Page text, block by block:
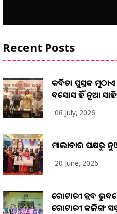
Recent Posts
କବିତା ପୁସ୍ତକ
ଅବସୋସ ହିଁ ନୂଆ
06 July, 2026
ମାଲାବାର ପକ୍ଷରୁ
20 June, 2026
ରୋଟାରୀ କ୍ଲବ
ରୋଟାରୀ କଳିଙ୍ଗ